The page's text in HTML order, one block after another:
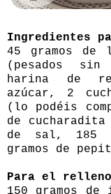
Ingredientes
45 gramos de
(pesados
harina de
azúcar, 2
(lo podéis
de
de sal, 185
gramos de
Para el relleno
150 gramos